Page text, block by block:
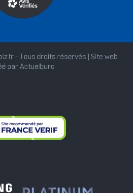
- Tous droits réservés | Site web
par Actuelburo